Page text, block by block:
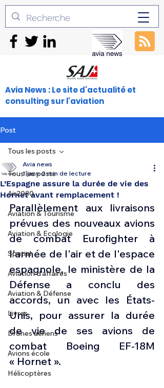
Avia News : Le site d'actualité et
consulting sur l'aviation
Post
Tous les posts
Air2030
Aviation & Tourisme
Aviation & Ecologie
Spatial
Aviation d'affaires
Aviation & Défense
Livres
Drones aériens
Avions école
Hélicoptères
Tous les posts
L’Espagne assure la durée de vie des
Hornet avant remplacement !
Avia news
1 janv. 2 min de lecture
Parallèlement aux livraisons
prévues des nouveaux avions
de combat Eurofighter à
l'armée de l'air et de l'espace
espagnole, le ministère de la
Défense a conclu des
accords, un avec les États-
Unis, pour assurer la durée
de vie de ses avions de
combat Boeing EF-18M
« Hornet ».